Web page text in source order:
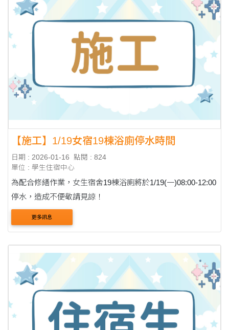
【施工】1/19女宿19棟浴廁停水時間
日期 : 2026-01-16
點閱 : 824
單位 : 學生住宿中心
為配合修繕作業，女生宿舍19棟浴廁將於1/19(一)08:00-12:00
停水，造成不便敬請見諒！
更多訊息